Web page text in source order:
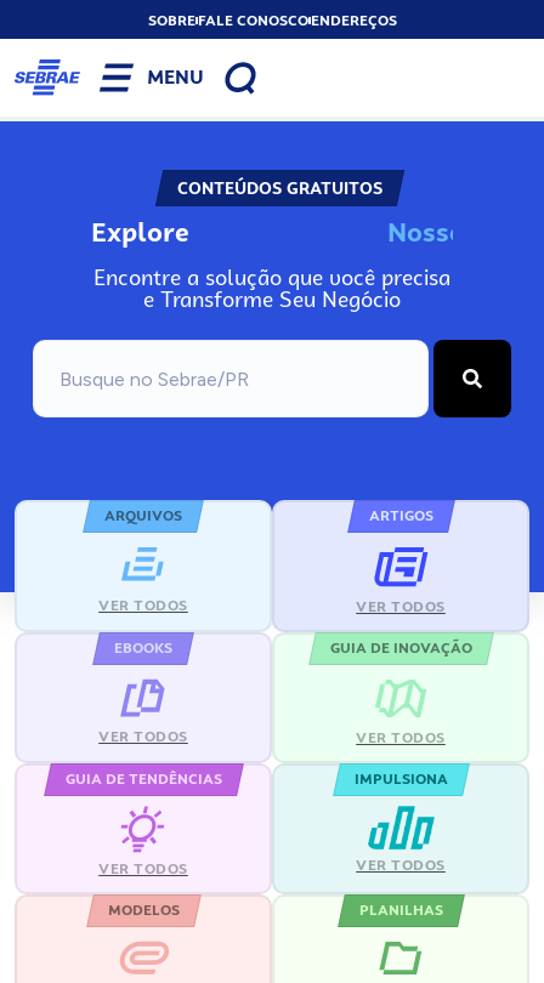
SOBREFALE CONOSCOENDEREÇOS
MENU
CONTEÚDOS GRATUITOS
Explore Nosso
Encontre a solução que você precisa
e Transforme Seu Negócio
ARQUIVOS
VER TODOS
ARTIGOS
VER TODOS
EBOOKS
VER TODOS
GUIA DE INOVAÇÃO
VER TODOS
GUIA DE TENDÊNCIAS
VER TODOS
IMPULSIONA
VER TODOS
MODELOS PLANILHAS